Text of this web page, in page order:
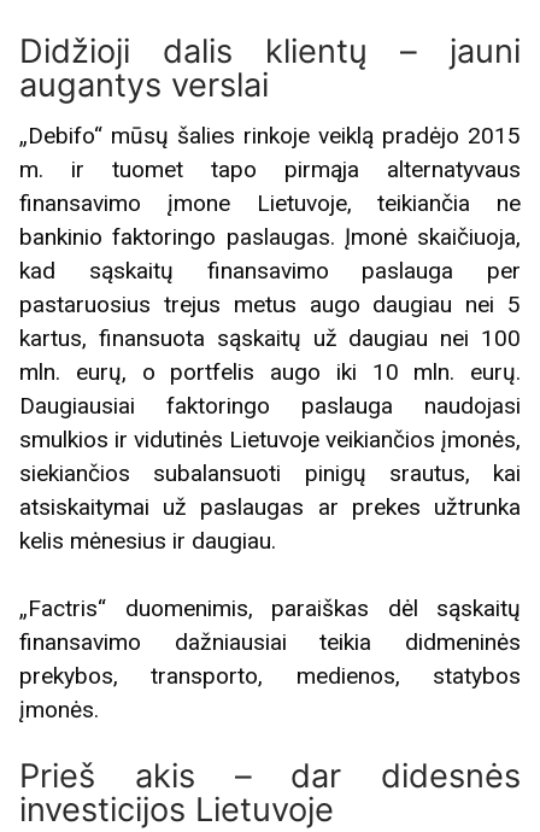
Didžioji dalis klientų – jauni
augantys verslai
„Debifo“ mūsų šalies rinkoje veiklą pradėjo 2015
m. ir tuomet tapo pirmąja alternatyvaus
finansavimo įmone Lietuvoje, teikiančia ne
bankinio faktoringo paslaugas. Įmonė skaičiuoja,
kad sąskaitų finansavimo paslauga per
pastaruosius trejus metus augo daugiau nei 5
kartus, finansuota sąskaitų už daugiau nei 100
mln. eurų, o portfelis augo iki 10 mln. eurų.
Daugiausiai faktoringo paslauga naudojasi
smulkios ir vidutinės Lietuvoje veikiančios įmonės,
siekiančios subalansuoti pinigų srautus, kai
atsiskaitymai už paslaugas ar prekes užtrunka
kelis mėnesius ir daugiau.
„Factris“ duomenimis, paraiškas dėl sąskaitų
finansavimo dažniausiai teikia didmeninės
prekybos, transporto, medienos, statybos
įmonės.
Prieš akis – dar didesnės
investicijos Lietuvoje